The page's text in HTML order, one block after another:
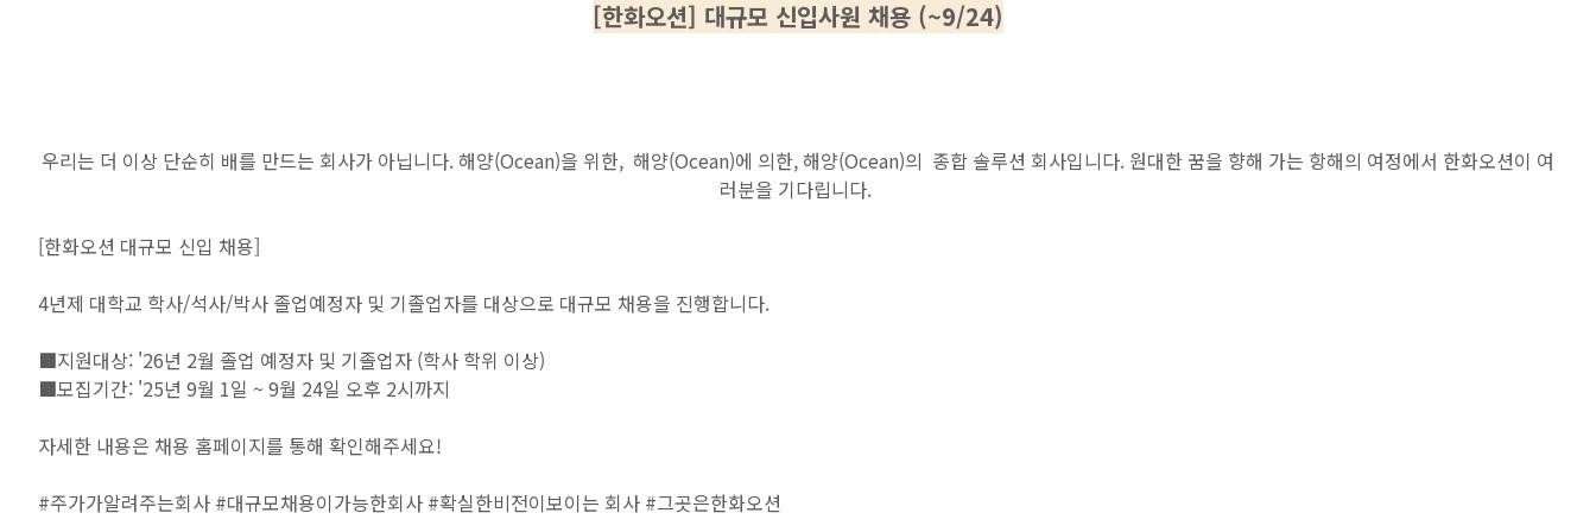
[한화오션] 대규모 신입사원 채용 (~9/24)
우리는 더 이상 단순히 배를 만드는 회사가 아닙니다. 해양(Ocean)을 위한, 해양(Ocean)에 의한, 해양(Ocean)의 종합 솔루션 회사입니다. 원대한 꿈을 향해 가는 항해의 여정에서 한화오션이 여
러분을 기다립니다.
[한화오션 대규모 신입 채용]
4년제 대학교 학사/석사/박사 졸업예정자 및 기졸업자를 대상으로 대규모 채용을 진행합니다.
■지원대상: '26년 2월 졸업 예정자 및 기졸업자 (학사 학위 이상)
■모집기간: '25년 9월 1일 ~ 9월 24일 오후 2시까지
자세한 내용은 채용 홈페이지를 통해 확인해주세요!
#주가가알려주는회사 #대규모채용이가능한회사 #확실한비전이보이는 회사 #그곳은한화오션